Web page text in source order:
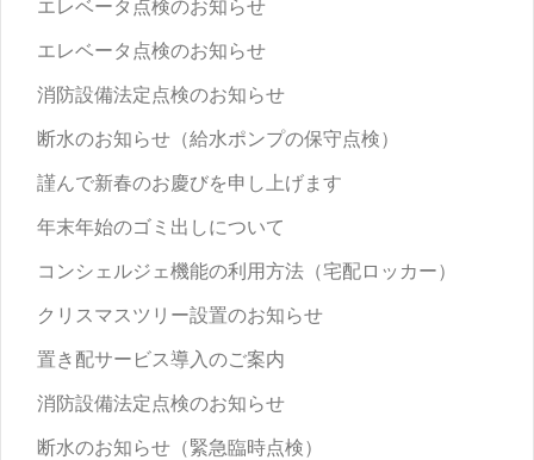
エレベータ点検のお知らせ
エレベータ点検のお知らせ
消防設備法定点検のお知らせ
断水のお知らせ（給水ポンプの保守点検）
謹んで新春のお慶びを申し上げます
年末年始のゴミ出しについて
コンシェルジェ機能の利用方法（宅配ロッカー）
クリスマスツリー設置のお知らせ
置き配サービス導入のご案内
消防設備法定点検のお知らせ
断水のお知らせ（緊急臨時点検）